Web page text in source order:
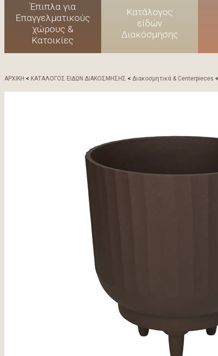
Έπιπλα για
Επαγγελματικούς
χώρους &
Κατοικίες
Κατάλογος
είδών
Διακόσμησης
ΑΡΧΙΚΗ < ΚΑΤΑΛΟΓΟΣ ΕΙΔΩΝ ΔΙΑΚΟΣΜΗΣΗΣ < Διακοσμητικά & Centerpieces